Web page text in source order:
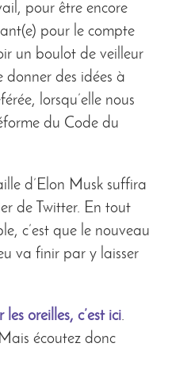
pour être encore
pour le compte
un boulot de veilleur
donner des idées à
lorsqu’elle nous
du Code du
d’Elon Musk suffira
de Twitter. En tout
c’est que le nouveau
va finir par y laisser
oreilles, c’est ici.
écoutez donc